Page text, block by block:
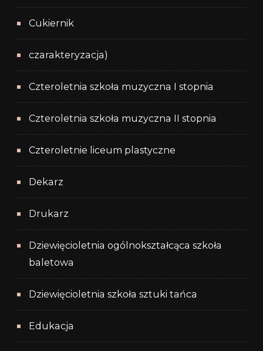
Cukiernik
czarakteryzacja)
Czteroletnia szkoła muzyczna I stopnia
Czteroletnia szkoła muzyczna II stopnia
Czteroletnie liceum plastyczne
Dekarz
Drukarz
Dziewięcioletnia ogólnokształcąca szkoła
baletowa
Dziewięcioletnia szkoła sztuki tańca
Edukacja